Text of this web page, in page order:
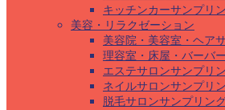
キッチンカーサンプリ
美容・リラクゼーション
美容院・美容室・ヘア
理容室・床屋・バーバ
エステサロンサンプリ
ネイルサロンサンプリ
脱毛サロンサンプリン